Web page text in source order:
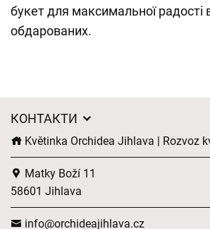
букет для максимальної радості
обдарованих.
КОНТАКТИ
Květinka Orchidea Jihlava | Rozvoz
Matky Boží 11
58601 Jihlava
info@orchideajihlava.cz